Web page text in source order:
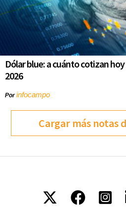
Dólar blue: a cuánto cotizan
2026
Porinfocampo
Cargar más notas